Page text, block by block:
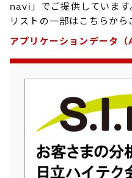
navi」でご提供しています
リストの一部はこちらから
アプリケーションデータ（